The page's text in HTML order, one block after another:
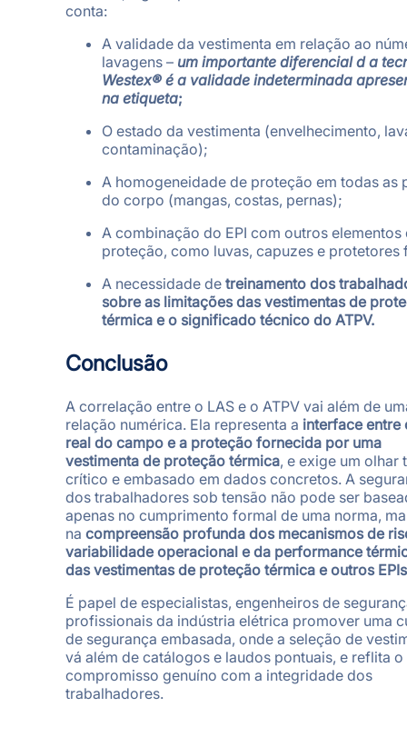
conta:
A validade da vestimenta em relação ao
lavagens – um importante diferencial d a
Westex® é a validade indeterminada
na etiqueta;
O estado da vestimenta (envelhecimento,
contaminação);
A homogeneidade de proteção em todas as
do corpo (mangas, costas, pernas);
A combinação do EPI com outros elementos
proteção, como luvas, capuzes e protetores
A necessidade de treinamento dos
sobre as limitações das vestimentas de
térmica e o significado técnico do ATPV.
Conclusão
A correlação entre o LAS e o ATPV vai além de
relação numérica. Ela representa a interface entre
real do campo e a proteção fornecida por uma
vestimenta de proteção térmica, e exige um olhar
crítico e embasado em dados concretos. A
dos trabalhadores sob tensão não pode ser
apenas no cumprimento formal de uma norma,
na compreensão profunda dos mecanismos de
variabilidade operacional e da performance
das vestimentas de proteção térmica e outros EPIs
É papel de especialistas, engenheiros de
profissionais da indústria elétrica promover uma
de segurança embasada, onde a seleção de
vá além de catálogos e laudos pontuais, e reflita o
compromisso genuíno com a integridade dos
trabalhadores.